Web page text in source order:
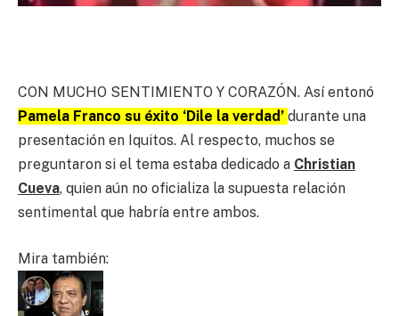
CON MUCHO SENTIMIENTO Y CORAZÓN. Así entonó
Pamela Franco su éxito ‘Dile la verdad’ durante una
presentación en Iquitos. Al respecto, muchos se
preguntaron si el tema estaba dedicado a Christian
Cueva, quien aún no oficializa la supuesta relación
sentimental que habría entre ambos.
Mira también: